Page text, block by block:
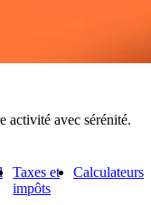
activité avec sérénité.
Taxes et
impôts
Calculateurs